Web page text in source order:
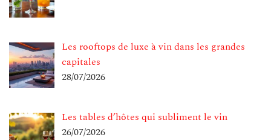
Les rooftops de luxe à vin dans les grandes
capitales
28/07/2026
Les tables d’hôtes qui subliment le vin
26/07/2026